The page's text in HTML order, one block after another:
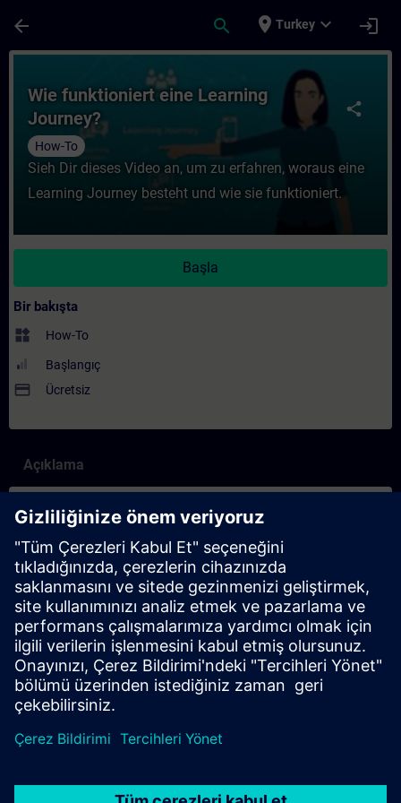
arrow_back search place Turkey expand_more login
Kurs - Wie funktioniert eine Learning
share
Wie funktioniert eine Learning
Journey?
How-To
Sieh Dir dieses Video an, um zu erfahren, woraus eine
Learning Journey besteht und wie sie funktioniert.
Başla
Bir bakışta
widgets How-To
Başlangıç
payment Ücretsiz
Açıklama
İçerik
Suchst Du nach neuen Möglichkeiten zu lernen? Learning
Journeys sind das neue Lernformat für nachhaltigen Lernerfolg
in nur wenigen Wochen. Durch die ideale Kombination aus den
vier Lernmethoden live, eigenverantwortlich, on-demand und
individuell bietet Dir die Learning Journey optimale
Voraussetzungen für einen nachhaltigen Lernerfolg!
Probier's aus!